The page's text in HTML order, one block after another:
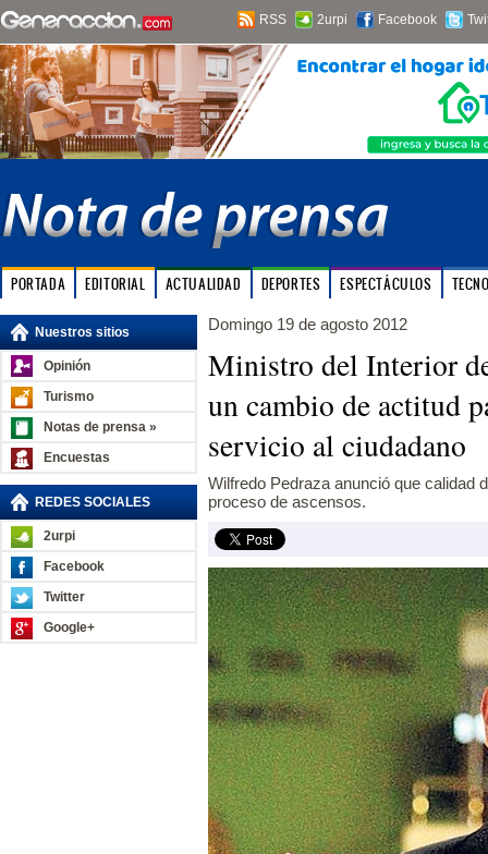
RSS 2urpi Facebook
PORTADA EDITORIAL ACTUALIDAD DEPORTES ESPECTÁCULOS
Nuestros sitios
Opinión
Turismo
Notas de prensa »
Encuestas
REDES SOCIALES
2urpi
Facebook
Twitter
Google+
Domingo 19 de agosto 2012
Ministro del Interior
un cambio de actitud
servicio al ciudadano
Wilfredo Pedraza anunció que calidad
proceso de ascensos.